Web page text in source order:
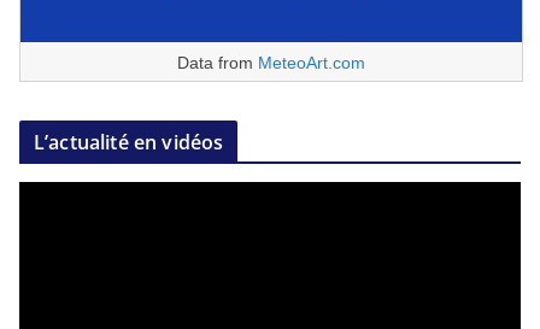
Data from MeteoArt.com
L’actualité en vidéos